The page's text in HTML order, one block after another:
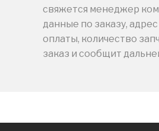
свяжется менеджер
данные по заказу,
оплаты, количество
заказ и сообщит